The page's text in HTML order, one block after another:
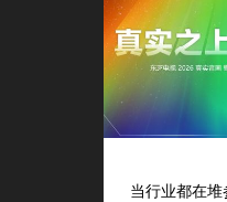
当行业都在堆